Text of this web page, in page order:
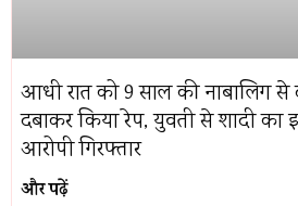
आधी रात को 9 साल की नाबालिग से
दबाकर किया रेप, युवती से शादी का
आरोपी गिरफ्तार
और पढ़ें